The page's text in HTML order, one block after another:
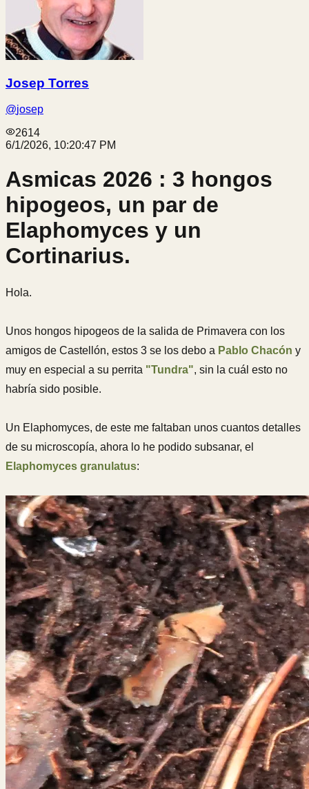
Josep Torres
@josep
2614
6/1/2026, 10:20:47 PM
Asmicas 2026 : 3 hongos
hipogeos, un par de
Elaphomyces y un
Cortinarius.
Hola.
Unos hongos hipogeos de la salida de Primavera con los
amigos de Castellón, estos 3 se los debo a Pablo Chacón y
muy en especial a su perrita "Tundra", sin la cuál esto no
habría sido posible.
Un Elaphomyces, de este me faltaban unos cuantos detalles
de su microscopía, ahora lo he podido subsanar, el
Elaphomyces granulatus: